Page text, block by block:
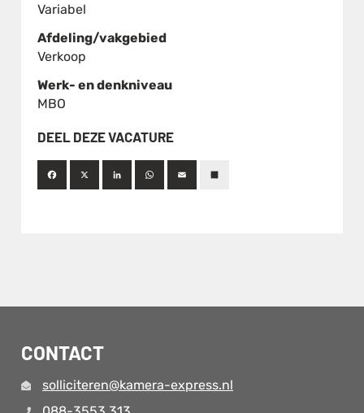
Variabel
Afdeling/vakgebied
Verkoop
Werk- en denkniveau
MBO
DEEL DEZE VACATURE
CONTACT
solliciteren@kamera-express.nl